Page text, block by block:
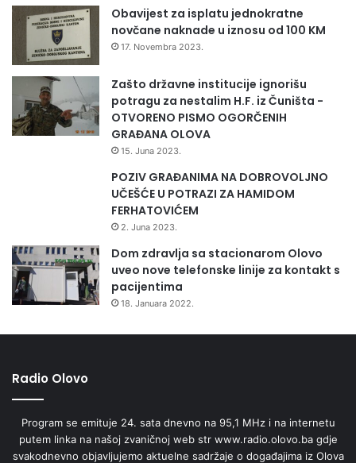
Obavijest za isplatu jednokratne
novčane naknade u iznosu od 100 KM
17. Novembra 2023.
Zašto državne institucije ignorišu
potragu za nestalim H.F. iz Čuništa -
OTVORENO PISMO OGORČENIH
GRAĐANA OLOVA
15. Juna 2023.
POZIV GRAĐANIMA NA DOBROVOLJNO
UČEŠĆE U POTRAZI ZA HAMIDOM
FERHATOVIĆEM
2. Juna 2023.
Dom zdravlja sa stacionarom Olovo
uveo nove telefonske linije za kontakt s
pacijentima
18. Januara 2022.
Radio Olovo
Program se emituje 24. sata dnevno na 95,1 MHz i na internetu
putem linka na našoj zvaničnoj web str www.radio.olovo.ba gdje
svakodnevno objavljujemo aktuelne sadržaje o događajima iz Olova